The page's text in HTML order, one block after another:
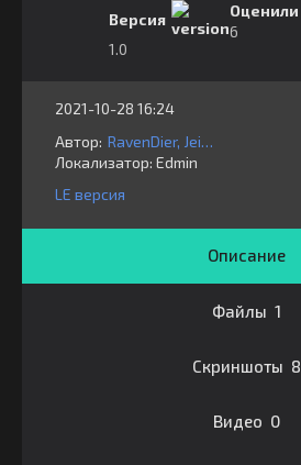
Версия
1.0
Оценили
6
2021-10-28 16:24
Автор:
RavenDier, Jeir, docteur
Локализатор: ⁣⁣⁣Edmin
LE версия
Описание
Файлы 1
Скриншоты 8
Видео 0